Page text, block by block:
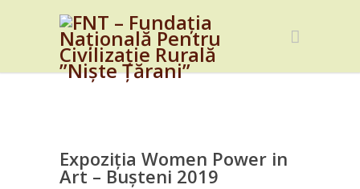
Expoziția Women Power in
Art – Bușteni 2019